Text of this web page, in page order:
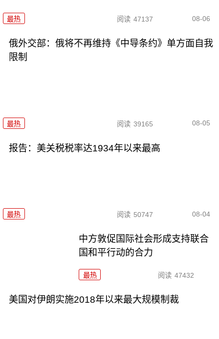
最热 阅读 47137 08-06
俄外交部：俄将不再维持《中导条约》单方面自我
限制
最热 阅读 39165 08-05
报告：美关税税率达1934年以来最高
最热 阅读 50747 08-04
中方敦促国际社会形成支持联合
国和平行动的合力
最热 阅读 47432
美国对伊朗实施2018年以来最大规模制裁